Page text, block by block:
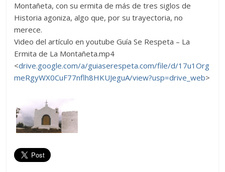
Montañeta, con su ermita de más de tres siglos de
Historia agoniza, algo que, por su trayectoria, no
merece.
Video del artículo en youtubeGuía Se Respeta – La
Ermita de La Montañeta.mp4
<drive.google.com/a/guiaserespeta.com/file/d/17u1Org
meRgyWX0CuF77nflh8HKUJeguA/view?usp=drive_web>